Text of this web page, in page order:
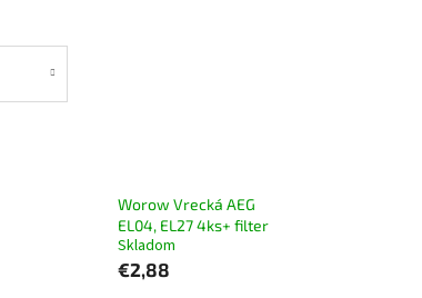
Worow Vrecká AEG
EL04, EL27 4ks+ filter
Skladom
€2,88